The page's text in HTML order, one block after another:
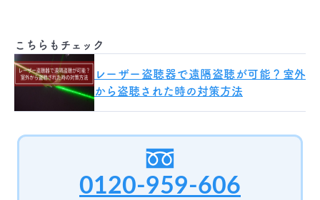
こちらもチェック
レーザー盗聴器で遠隔盗聴が可能？室外
から盗聴された時の対策方法
0120-959-606